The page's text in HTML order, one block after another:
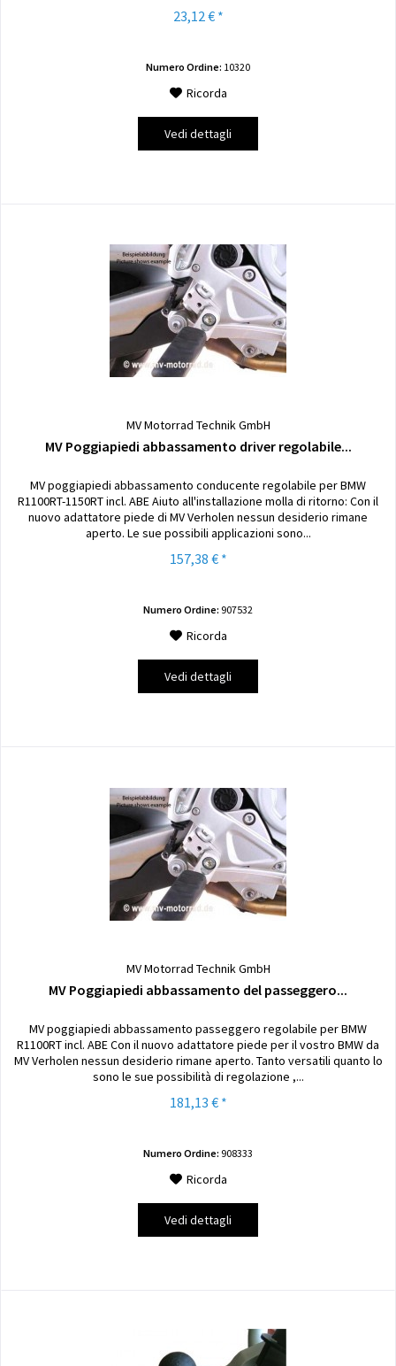
23,12 € *
Numero Ordine: 10320
Ricorda
Vedi dettagli
MV Motorrad Technik GmbH
MV Poggiapiedi abbassamento driver regolabile...
MV poggiapiedi abbassamento conducente regolabile per BMW
R1100RT-1150RT incl. ABE Aiuto all'installazione molla di ritorno: Con il
nuovo adattatore piede di MV Verholen nessun desiderio rimane
aperto. Le sue possibili applicazioni sono...
157,38 € *
Numero Ordine: 907532
Ricorda
Vedi dettagli
MV Motorrad Technik GmbH
MV Poggiapiedi abbassamento del passeggero...
MV poggiapiedi abbassamento passeggero regolabile per BMW
R1100RT incl. ABE Con il nuovo adattatore piede per il vostro BMW da
MV Verholen nessun desiderio rimane aperto. Tanto versatili quanto lo
sono le sue possibilità di regolazione ,...
181,13 € *
Numero Ordine: 908333
Ricorda
Vedi dettagli